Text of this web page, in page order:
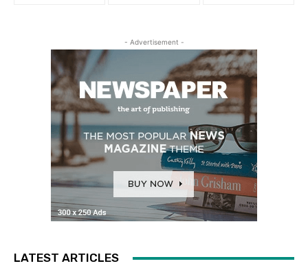
- Advertisement -
LATEST ARTICLES